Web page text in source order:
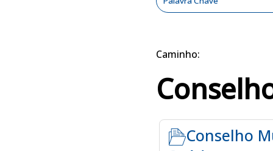
Caminho:
Conselho